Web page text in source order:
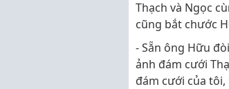
Thạch và Ngọc
cũng bắt chước
- Sẵn ông Hữu
ảnh đám cưới
đám cưới của